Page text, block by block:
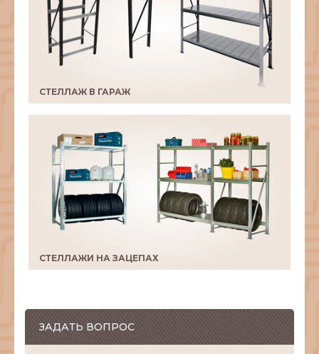
СТЕЛЛАЖ В ГАРАЖ
СТЕЛЛАЖИ НА ЗАЦЕПАХ
ЗАДАТЬ ВОПРОС